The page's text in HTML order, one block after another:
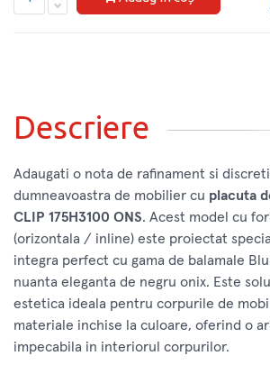
Descriere
Adaugati o nota de rafinament si
dumneavoastra de mobilier cu placuta
CLIP 175H3100 ONS. Acest model cu
(orizontala / inline) este proiectat
integra perfect cu gama de balamale
nuanta eleganta de negru onix. Este
estetica ideala pentru corpurile de
materiale inchise la culoare, oferind o
impecabila in interiorul corpurilor.